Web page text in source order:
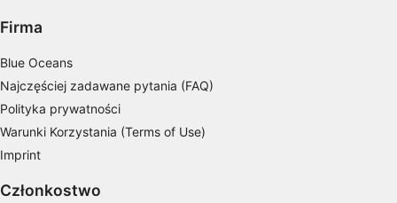
Firma
Blue Oceans
Najczęściej zadawane pytania (FAQ)
Polityka prywatności
Warunki Korzystania (Terms of Use)
Imprint
Członkostwo